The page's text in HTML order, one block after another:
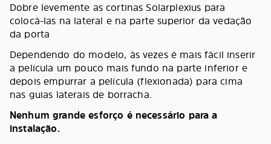
Dobre levemente as cortinas Solarplexius para
colocá-las na lateral e na parte superior da vedação
da porta
Dependendo do modelo, às vezes é mais fácil inserir
a película um pouco mais fundo na parte inferior e
depois empurrar a película (flexionada) para cima
nas guias laterais de borracha.
Nenhum grande esforço é necessário para a
instalação.